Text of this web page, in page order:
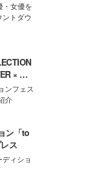
・女優を
トダウ
× モ
ンフェス
介
ン「to
ス
ィショ